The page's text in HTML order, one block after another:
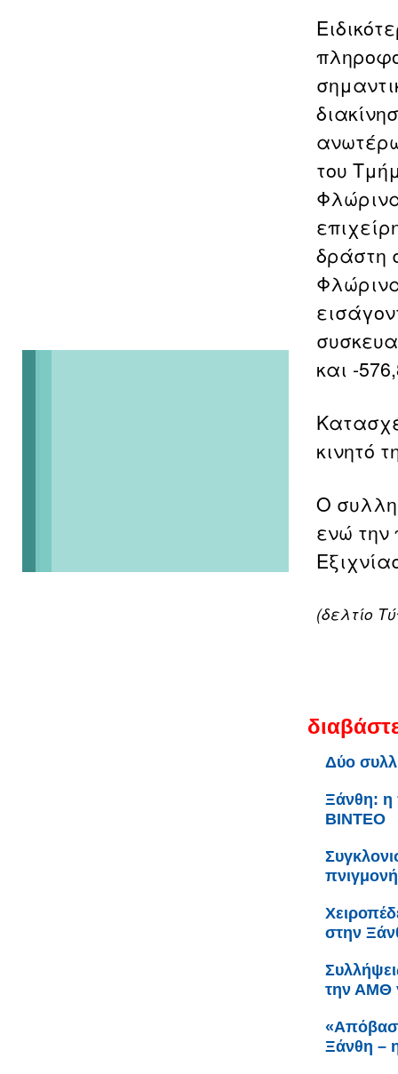
του
δράστη
και -
κινητό
Ο
ενώ την
(δελτίο
Δύο
Ξάνθη: η
ΒΙΝΤΕΟ
στην
την ΑΜΘ
Ξάνθη –